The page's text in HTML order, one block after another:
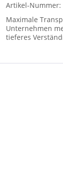
Artikel-Nummer:
Maximale
Unternehmen
tieferes